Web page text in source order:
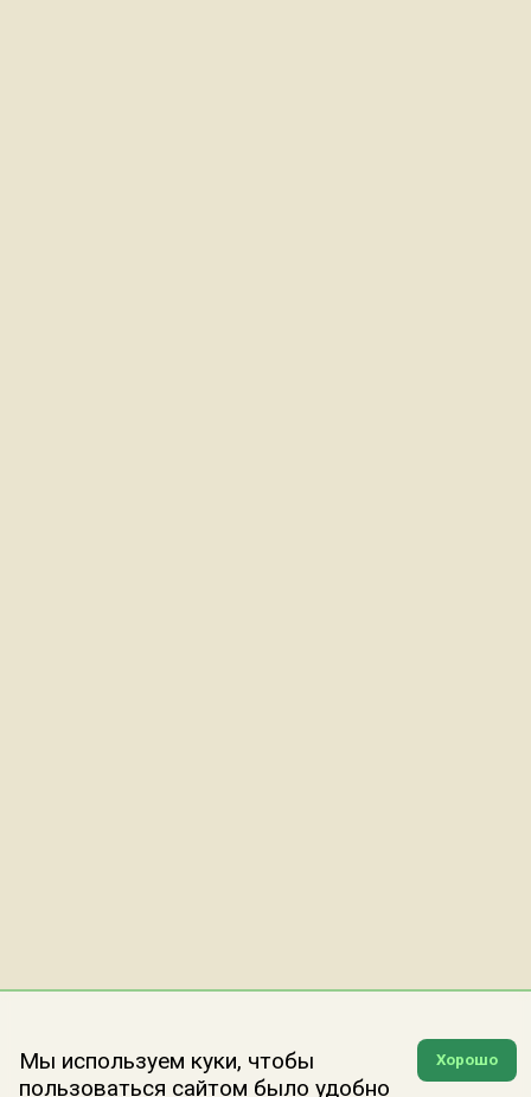
Хорошо
Мы используем куки, чтобы
пользоваться сайтом было удобно